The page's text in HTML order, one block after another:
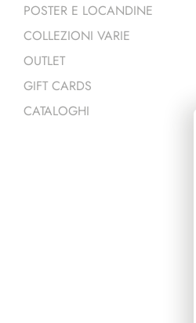
POSTER E LOCANDINE
COLLEZIONI VARIE
OUTLET
GIFT CARDS
CATALOGHI